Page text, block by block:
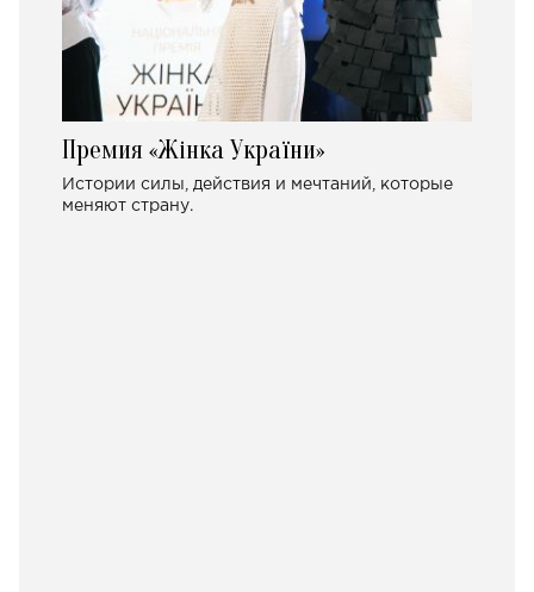
Премия «Жінка України»
Истории силы, действия и мечтаний, которые
меняют страну.